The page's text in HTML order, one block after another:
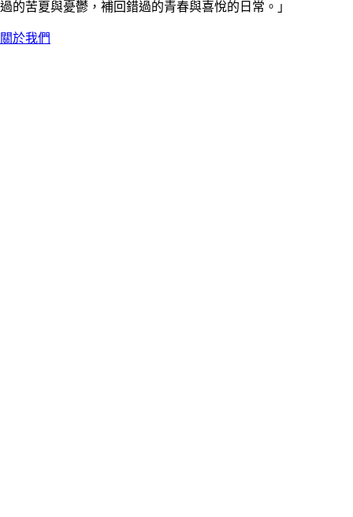
過的苦夏與憂鬱，補回錯過的青春與喜悅的日常。」
關於我們